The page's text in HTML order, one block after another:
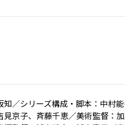
知／シリーズ構成・脚本：中村
見京子、斉藤千恵／美術監督：